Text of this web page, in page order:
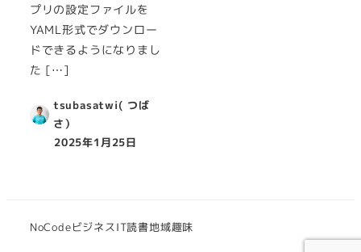
プリの設定ファイルを
YAML形式でダウンロー
ドできるようになりまし
た […]
tsubasatwi( つば
さ）
2025年1月25日
NoCodeビジネスIT読書地域趣味